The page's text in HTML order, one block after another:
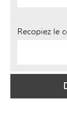
Recopiez le